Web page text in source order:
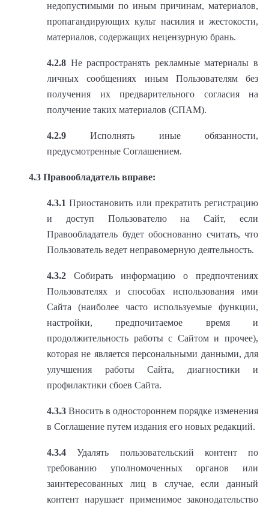
недопустимыми по иным причинам, материалов,
пропагандирующих культ насилия и жестокости,
материалов, содержащих нецензурную брань.
4.2.8 Не распространять рекламные материалы в
личных сообщениях иным Пользователям без
получения их предварительного согласия на
получение таких материалов (СПАМ).
4.2.9 Исполнять иные обязанности,
предусмотренные Соглашением.
4.3 Правообладатель вправе:
4.3.1 Приостановить или прекратить регистрацию
и доступ Пользователю на Сайт, если
Правообладатель будет обоснованно считать, что
Пользователь ведет неправомерную деятельность.
4.3.2 Собирать информацию о предпочтениях
Пользователях и способах использования ими
Сайта (наиболее часто используемые функции,
настройки, предпочитаемое время и
продолжительность работы с Сайтом и прочее),
которая не является персональными данными, для
улучшения работы Сайта, диагностики и
профилактики сбоев Сайта.
4.3.3 Вносить в одностороннем порядке изменения
в Соглашение путем издания его новых редакций.
4.3.4 Удалять пользовательский контент по
требованию уполномоченных органов или
заинтересованных лиц в случае, если данный
контент нарушает применимое законодательство